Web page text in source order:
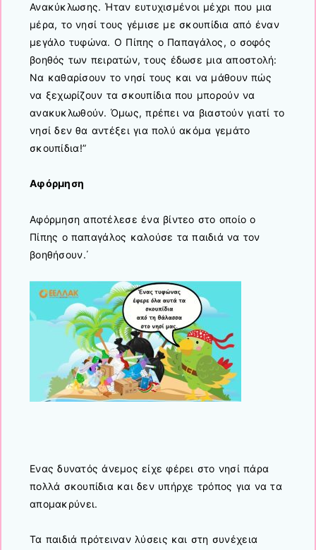
Ανακύκλωσης. Ήταν ευτυχισμένοι μέχρι που μια
μέρα, το νησί τους γέμισε με σκουπίδια από έναν
μεγάλο τυφώνα. Ο Πίπης ο Παπαγάλος, ο σοφός
βοηθός των πειρατών, τους έδωσε μια αποστολή:
Να καθαρίσουν το νησί τους και να μάθουν πώς
να ξεχωρίζουν τα σκουπίδια που μπορούν να
ανακυκλωθούν. Όμως, πρέπει να βιαστούν γιατί το
νησί δεν θα αντέξει για πολύ ακόμα γεμάτο
σκουπίδια!”
Αφόρμηση
Αφόρμηση αποτέλεσε ένα βίντεο στο οποίο ο
Πίπης ο παπαγάλος καλούσε τα παιδιά να τον
βοηθήσουν.΄
Ενας δυνατός άνεμος είχε φέρει στο νησί πάρα
πολλά σκουπίδια και δεν υπήρχε τρόπος για να τα
απομακρύνει.
Τα παιδιά πρότειναν λύσεις και στη συνέχεια